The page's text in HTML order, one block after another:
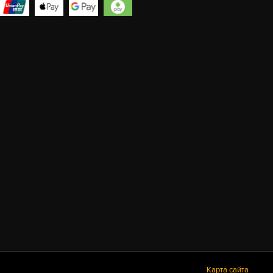
Карта сайта